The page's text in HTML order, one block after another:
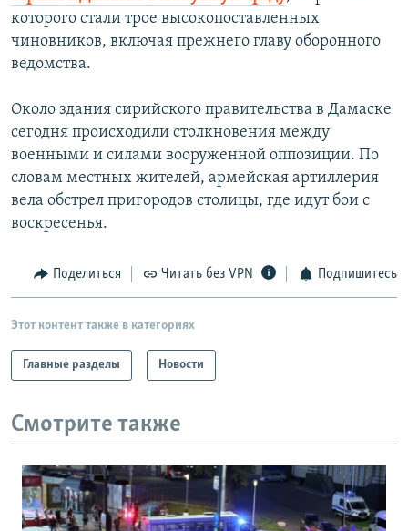
которого стали трое высокопоставленных
чиновников, включая прежнего главу оборонного
ведомства.
Около здания сирийского правительства в Дамаске
сегодня происходили столкновения между
военными и силами вооруженной оппозиции. По
словам местных жителей, армейская артиллерия
вела обстрел пригородов столицы, где идут бои с
воскресенья.
Поделиться Читать без VPN Подпишитесь
Этот контент также в категориях
Главные разделы Новости
Смотрите также